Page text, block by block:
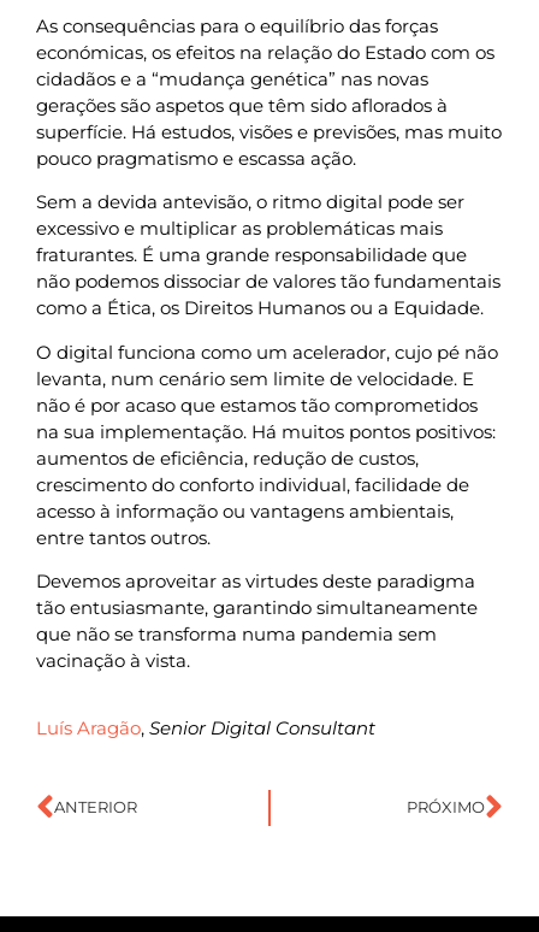
As consequências para o equilíbrio das forças
económicas, os efeitos na relação do Estado com os
cidadãos e a “mudança genética” nas novas
gerações são aspetos que têm sido aflorados à
superfície. Há estudos, visões e previsões, mas muito
pouco pragmatismo e escassa ação.
Sem a devida antevisão, o ritmo digital pode ser
excessivo e multiplicar as problemáticas mais
fraturantes. É uma grande responsabilidade que
não podemos dissociar de valores tão fundamentais
como a Ética, os Direitos Humanos ou a Equidade.
O digital funciona como um acelerador, cujo pé não
levanta, num cenário sem limite de velocidade. E
não é por acaso que estamos tão comprometidos
na sua implementação. Há muitos pontos positivos:
aumentos de eficiência, redução de custos,
crescimento do conforto individual, facilidade de
acesso à informação ou vantagens ambientais,
entre tantos outros.
Devemos aproveitar as virtudes deste paradigma
tão entusiasmante, garantindo simultaneamente
que não se transforma numa pandemia sem
vacinação à vista.
Luís Aragão, Senior Digital Consultant
ANTERIOR PRÓXIMO